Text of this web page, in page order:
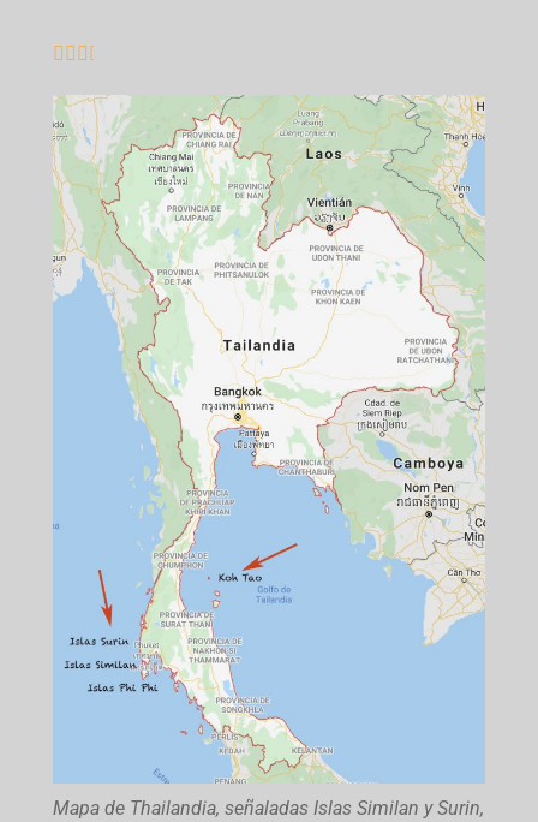
   
Mapa de Thailandia, señaladas Islas Similan y Surin,